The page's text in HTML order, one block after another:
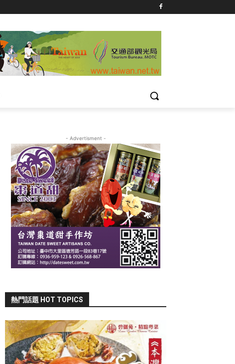
- Advertisment -
熱門話題 HOT TOPICS